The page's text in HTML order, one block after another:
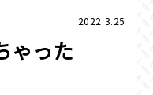
2022.3.25
ゃった